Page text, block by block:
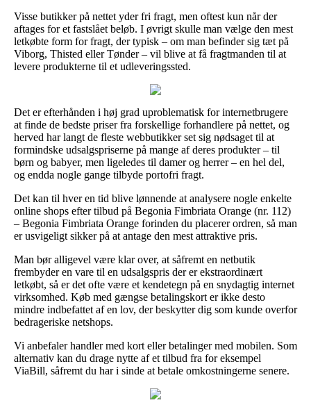
Visse butikker på nettet yder fri fragt, men oftest kun når der
aftages for et fastslået beløb. I øvrigt skulle man vælge den mest
letkøbte form for fragt, der typisk – om man befinder sig tæt på
Viborg, Thisted eller Tønder – vil blive at få fragtmanden til at
levere produkterne til et udleveringssted.
Det er efterhånden i høj grad uproblematisk for internetbrugere
at finde de bedste priser fra forskellige forhandlere på nettet, og
herved har langt de fleste webbutikker set sig nødsaget til at
formindske udsalgspriserne på mange af deres produkter – til
børn og babyer, men ligeledes til damer og herrer – en hel del,
og endda nogle gange tilbyde portofri fragt.
Det kan til hver en tid blive lønnende at analysere nogle enkelte
online shops efter tilbud på Begonia Fimbriata Orange (nr. 112)
– Begonia Fimbriata Orange forinden du placerer ordren, så man
er usvigeligt sikker på at antage den mest attraktive pris.
Man bør alligevel være klar over, at såfremt en netbutik
frembyder en vare til en udsalgspris der er ekstraordinært
letkøbt, så er det ofte være et kendetegn på en snydagtig internet
virksomhed. Køb med gængse betalingskort er ikke desto
mindre indbefattet af en lov, der beskytter dig som kunde overfor
bedrageriske netshops.
Vi anbefaler handler med kort eller betalinger med mobilen. Som
alternativ kan du drage nytte af et tilbud fra for eksempel
ViaBill, såfremt du har i sinde at betale omkostningerne senere.